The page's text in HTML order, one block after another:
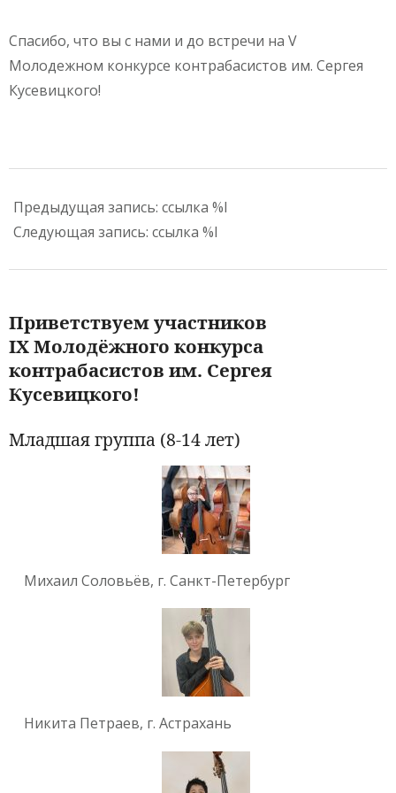
Спасибо, что вы с нами и до встречи на V
Молодежном конкурсе контрабасистов им. Сергея
Кусевицкого!
11-
15
Предыдущая запись: ссылка %l
Следующая запись: ссылка %l
Приветствуем участников
IX Молодёжного конкурса
контрабасистов им. Сергея
Кусевицкого!
Младшая группа (8-14 лет)
Михаил Соловьёв, г. Санкт-Петербург
Никита Петраев, г. Астрахань